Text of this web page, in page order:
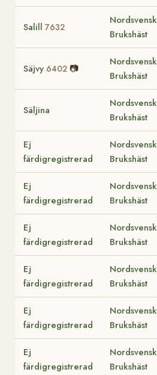
Salill 7632
Nordsvensk
Brukshäst
Säjvy 6402 📷
Nordsvensk
Brukshäst
Säljina
Nordsvensk
Brukshäst
Ej
färdigregistrerad
Nordsvensk
Brukshäst
Ej
färdigregistrerad
Nordsvensk
Brukshäst
Ej
färdigregistrerad
Nordsvensk
Brukshäst
Ej
färdigregistrerad
Nordsvensk
Brukshäst
Ej
färdigregistrerad
Nordsvensk
Brukshäst
Ej
färdigregistrerad
Nordsvensk
Brukshäst